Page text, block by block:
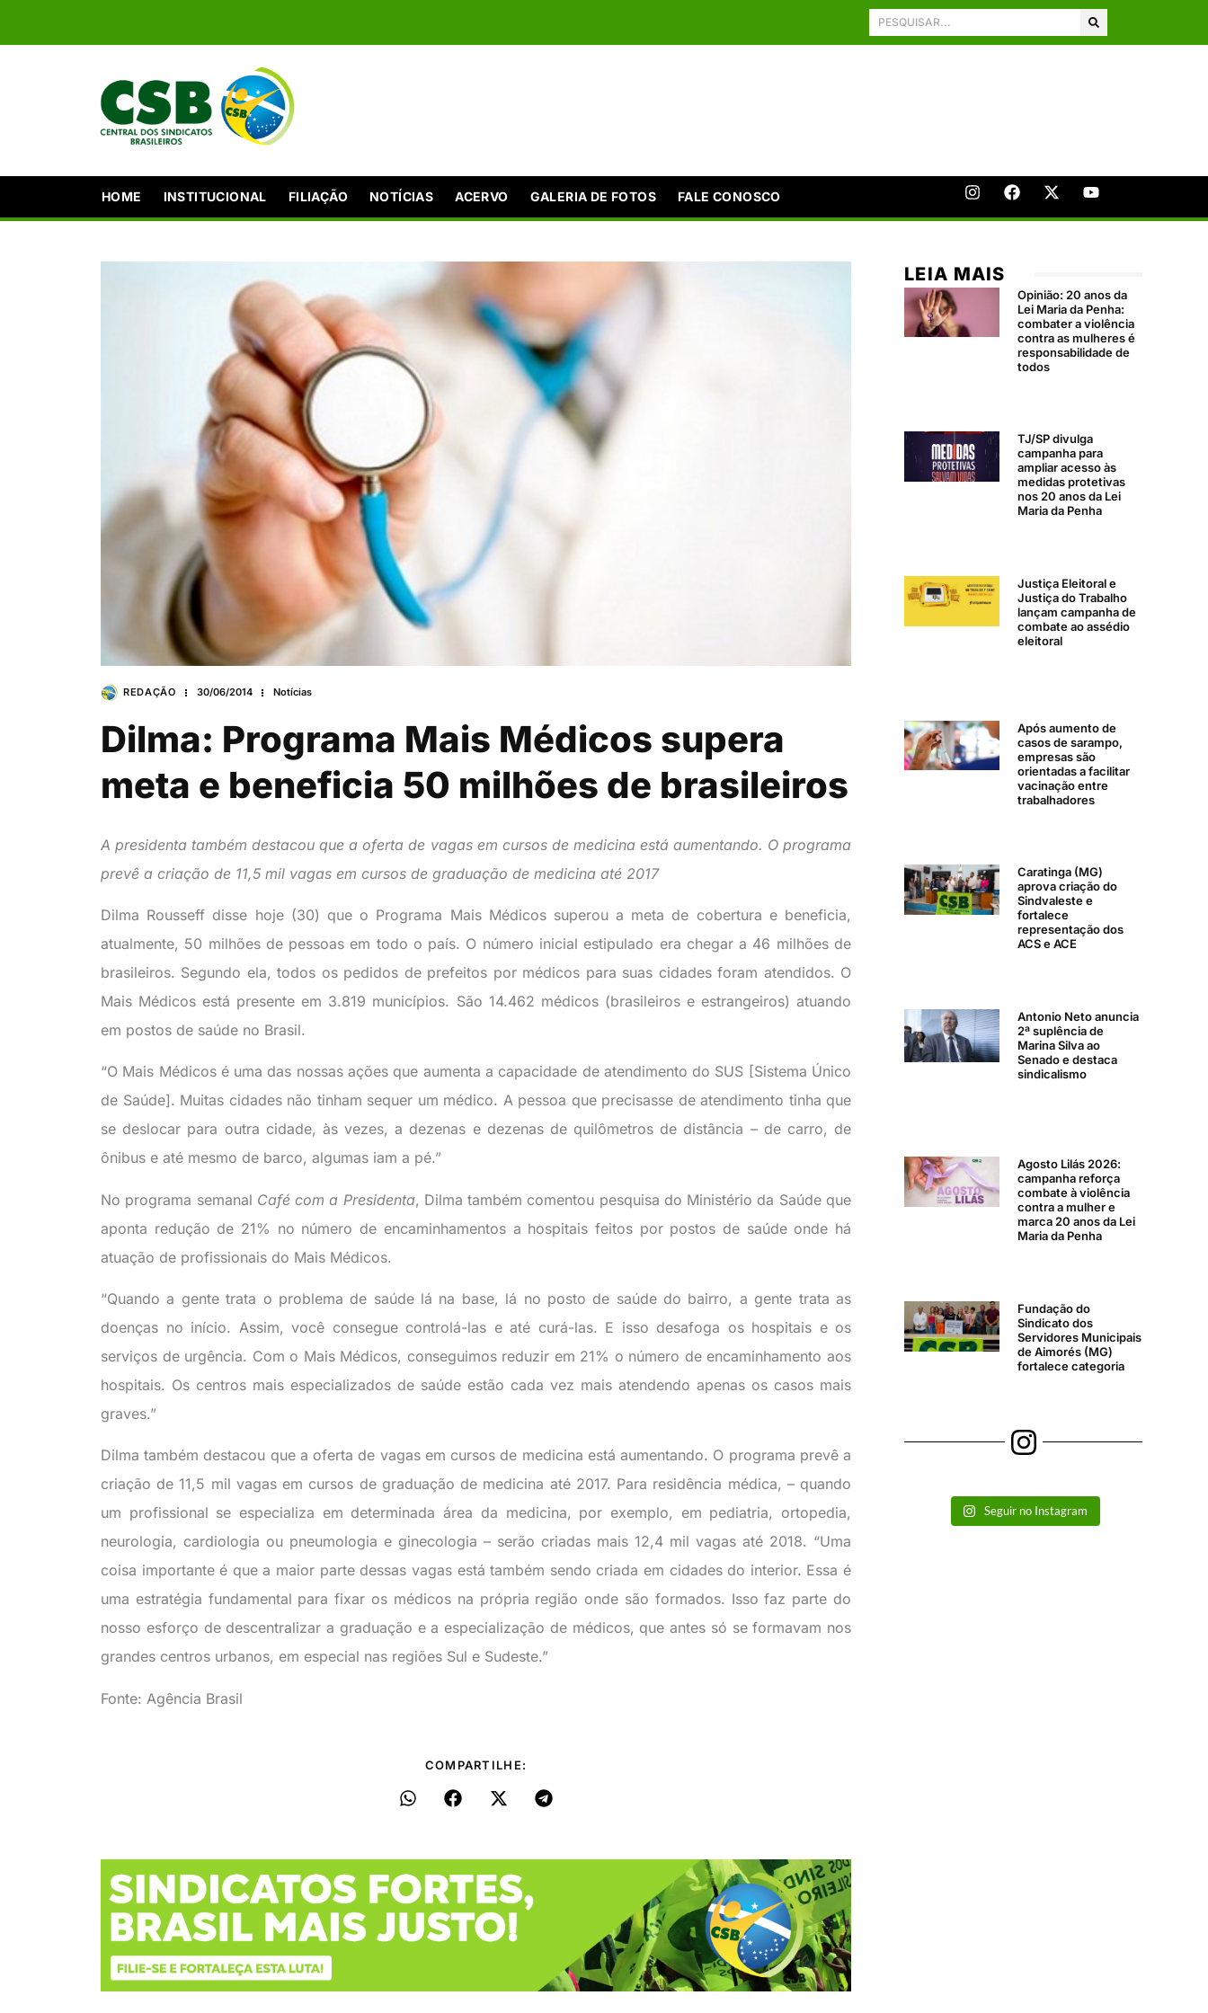
HOME INSTITUCIONAL FILIAÇÃO NOTÍCIAS ACERVO GALERIA DE FOTOS FALE CONOSCO
REDAÇÃO 30/06/2014 Notícias
Dilma: Programa Mais Médicos supera
meta e beneficia 50 milhões de brasileiros
A presidenta também destacou que a oferta de vagas em cursos de medicina está aumentando. O programa
prevê a criação de 11,5 mil vagas em cursos de graduação de medicina até 2017
Dilma Rousseff disse hoje (30) que o Programa Mais Médicos superou a meta de cobertura e beneficia,
atualmente, 50 milhões de pessoas em todo o país. O número inicial estipulado era chegar a 46 milhões de
brasileiros. Segundo ela, todos os pedidos de prefeitos por médicos para suas cidades foram atendidos. O
Mais Médicos está presente em 3.819 municípios. São 14.462 médicos (brasileiros e estrangeiros) atuando
em postos de saúde no Brasil.
“O Mais Médicos é uma das nossas ações que aumenta a capacidade de atendimento do SUS [Sistema Único
de Saúde]. Muitas cidades não tinham sequer um médico. A pessoa que precisasse de atendimento tinha que
se deslocar para outra cidade, às vezes, a dezenas e dezenas de quilômetros de distância – de carro, de
ônibus e até mesmo de barco, algumas iam a pé.”
No programa semanal Café com a Presidenta, Dilma também comentou pesquisa do Ministério da Saúde que
aponta redução de 21% no número de encaminhamentos a hospitais feitos por postos de saúde onde há
atuação de profissionais do Mais Médicos.
“Quando a gente trata o problema de saúde lá na base, lá no posto de saúde do bairro, a gente trata as
doenças no início. Assim, você consegue controlá-las e até curá-las. E isso desafoga os hospitais e os
serviços de urgência. Com o Mais Médicos, conseguimos reduzir em 21% o número de encaminhamento aos
hospitais. Os centros mais especializados de saúde estão cada vez mais atendendo apenas os casos mais
graves.”
Dilma também destacou que a oferta de vagas em cursos de medicina está aumentando. O programa prevê a
criação de 11,5 mil vagas em cursos de graduação de medicina até 2017. Para residência médica, – quando
um profissional se especializa em determinada área da medicina, por exemplo, em pediatria, ortopedia,
neurologia, cardiologia ou pneumologia e ginecologia – serão criadas mais 12,4 mil vagas até 2018. “Uma
coisa importante é que a maior parte dessas vagas está também sendo criada em cidades do interior. Essa é
uma estratégia fundamental para fixar os médicos na própria região onde são formados. Isso faz parte do
nosso esforço de descentralizar a graduação e a especialização de médicos, que antes só se formavam nos
grandes centros urbanos, em especial nas regiões Sul e Sudeste.”
Fonte: Agência Brasil
COMPARTILHE:
LEIA MAIS
Opinião: 20 anos da
Lei Maria da Penha:
combater a violência
contra as mulheres é
responsabilidade de
todos
TJ/SP divulga
campanha para
ampliar acesso às
medidas protetivas
nos 20 anos da Lei
Maria da Penha
Justiça Eleitoral e
Justiça do Trabalho
lançam campanha de
combate ao assédio
eleitoral
Após aumento de
casos de sarampo,
empresas são
orientadas a facilitar
vacinação entre
trabalhadores
Caratinga (MG)
aprova criação do
Sindvaleste e
fortalece
representação dos
ACS e ACE
Antonio Neto anuncia
2ª suplência de
Marina Silva ao
Senado e destaca
sindicalismo
Agosto Lilás 2026:
campanha reforça
combate à violência
contra a mulher e
marca 20 anos da Lei
Maria da Penha
Fundação do
Sindicato dos
Servidores Municipais
de Aimorés (MG)
fortalece categoria
Seguir no Instagram